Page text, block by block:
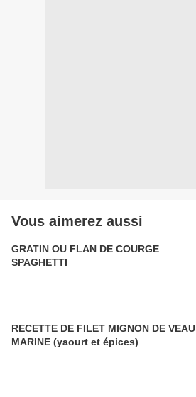
Vous aimerez aussi
GRATIN OU FLAN DE COURGE
SPAGHETTI
RECETTE DE FILET MIGNON DE VEAU
MARINE (yaourt et épices)